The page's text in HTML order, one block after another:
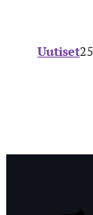
Uutiset